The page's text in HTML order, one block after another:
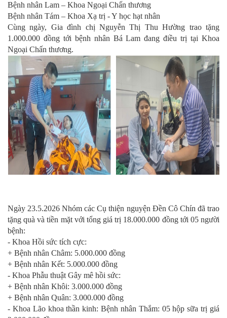
Bệnh nhân Lam – Khoa Ngoại Chấn thương
Bệnh nhân Tám – Khoa Xạ trị - Y học hạt nhân
Cùng ngày, Gia đình chị Nguyễn Thị Thu Hường trao tặng
1.000.000 đồng tới bệnh nhân Bá Lam đang điều trị tại Khoa
Ngoại Chấn thương.
Ngày 23.5.2026 Nhóm các Cụ thiện nguyện Đền Cô Chín đã trao
tặng quà và tiền mặt với tổng giá trị 18.000.000 đồng tới 05 người
bệnh:
- Khoa Hồi sức tích cực:
+ Bệnh nhân Châm: 5.000.000 đồng
+ Bệnh nhân Kết: 5.000.000 đồng
- Khoa Phẫu thuật Gây mê hồi sức:
+ Bệnh nhân Khôi: 3.000.000 đồng
+ Bệnh nhân Quân: 3.000.000 đồng
- Khoa Lão khoa thần kinh: Bệnh nhân Thắm: 05 hộp sữa trị giá